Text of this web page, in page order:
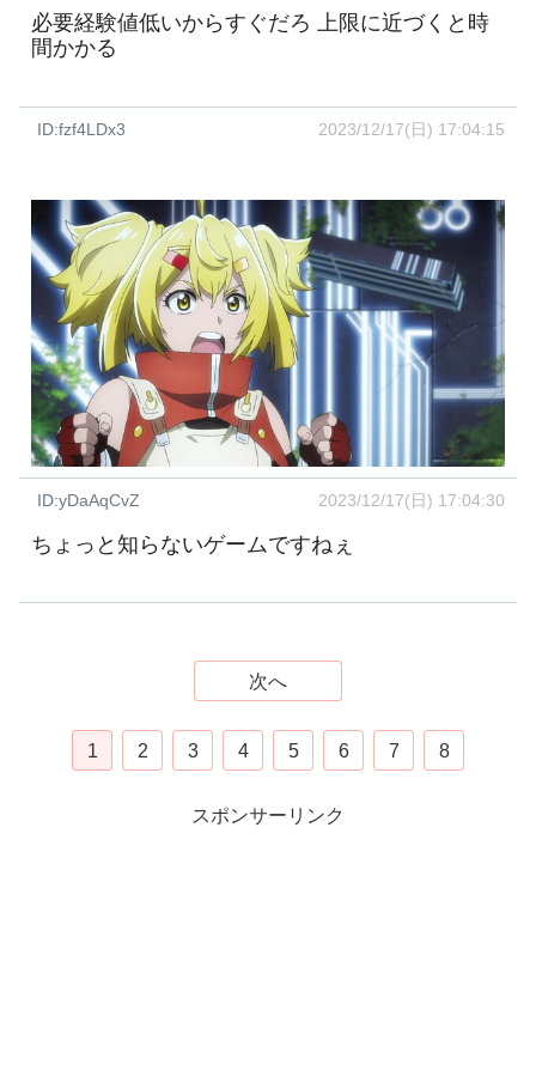
必要経験値低いからすぐだろ 上限に近づくと時
間かかる
ID:fzf4LDx3 2023/12/17(日) 17:04:15
ID:yDaAqCvZ 2023/12/17(日) 17:04:30
ちょっと知らないゲームですねぇ
次へ
1 2 3 4 5 6 7 8
スポンサーリンク